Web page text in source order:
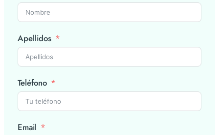
Apellidos
Teléfono
Email